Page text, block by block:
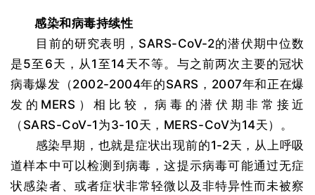
感染和病毒持续性
目前的研究表明，SARS-CoV-2的潜伏期中位数
是5至6天，从1至14天不等。与之前两次主要的冠状
病毒爆发（2002-2004年的SARS，2007年和正在爆
发的MERS）相比较，病毒的潜伏期非常接近
（SARS-CoV-1为3-10天，MERS-CoV为14天）。
感染早期，也就是症状出现前的1-2天，从上呼吸
道样本中可以检测到病毒，这提示病毒可能通过无症
状感染者、或者症状非常轻微以及非特异性而未被察